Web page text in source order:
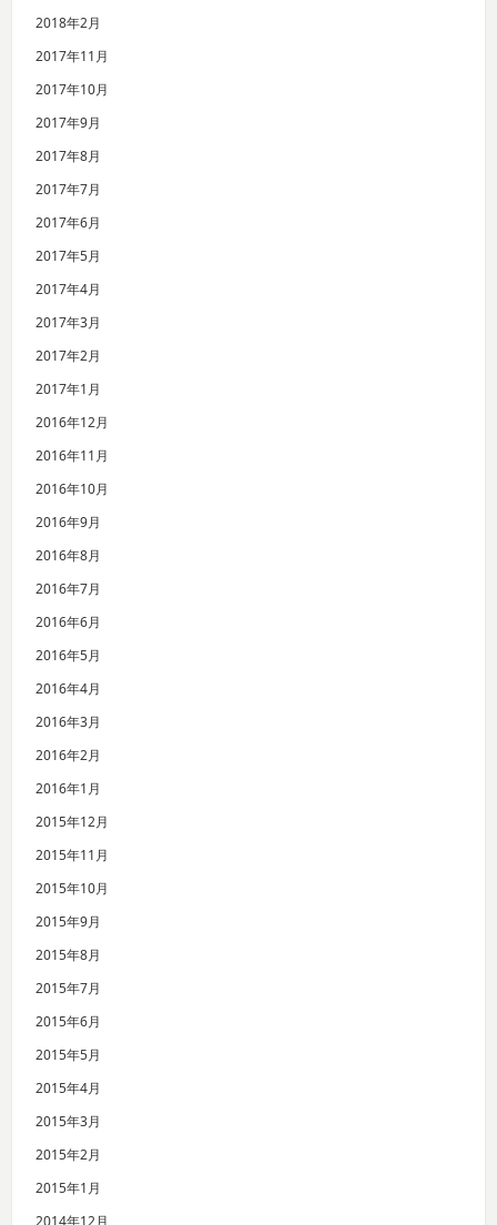
2018年2月
2017年11月
2017年10月
2017年9月
2017年8月
2017年7月
2017年6月
2017年5月
2017年4月
2017年3月
2017年2月
2017年1月
2016年12月
2016年11月
2016年10月
2016年9月
2016年8月
2016年7月
2016年6月
2016年5月
2016年4月
2016年3月
2016年2月
2016年1月
2015年12月
2015年11月
2015年10月
2015年9月
2015年8月
2015年7月
2015年6月
2015年5月
2015年4月
2015年3月
2015年2月
2015年1月
2014年12月